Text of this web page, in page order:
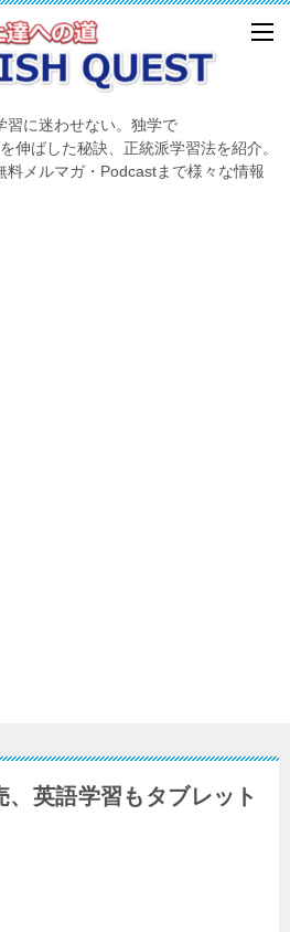
習に迷わせない。独学で
ばした秘訣、正統派学習法を紹介。
料メルマガ・Podcastまで様々な情報
英語学習もタブレット